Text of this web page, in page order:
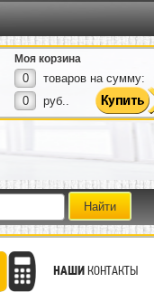
Моя корзина
0
товаров на сумму:
0
руб..
НАШИКОНТАКТЫ